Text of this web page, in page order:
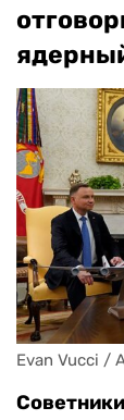
Evan Vucci /